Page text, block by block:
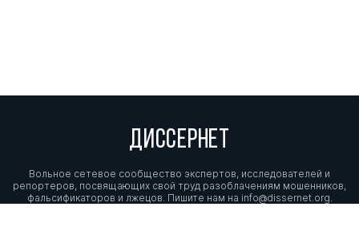
ДИССЕРНЕТ
Вольное сетевое сообщество экспертов, исследователей и
репортеров, посвящающих свой труд разоблачениям мошенников,
фальсификаторов и лжецов. Пишите нам на info@dissernet.org.